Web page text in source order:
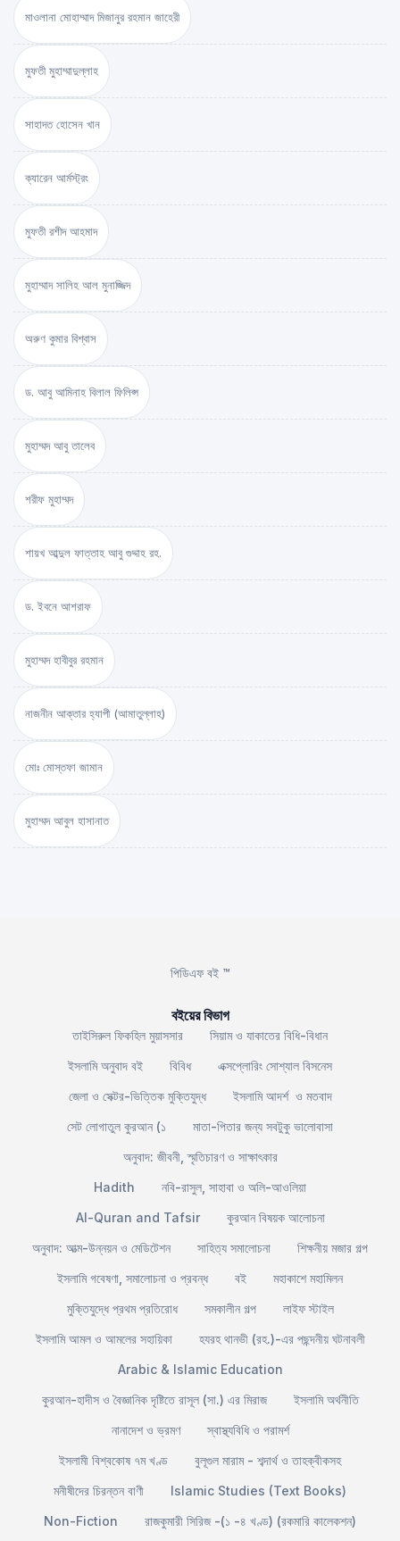
মাওলানা মোহাম্মাদ মিজানুর রহমান জাহেরী
মুফতী মুহাম্মাদুল্লাহ
সাহাদত হোসেন খান
ক্যারেন আর্মস্ট্রং
মুফতী রশীদ আহমাদ
মুহাম্মাদ সালিহ আল মুনাজ্জিদ
অরুণ কুমার বিশ্বাস
ড. আবু আমিনাহ বিলাল ফিলিপ্স
মুহাম্মদ আবু তালেব
শরীফ মুহাম্মদ
শায়খ আব্দুল ফাত্তাহ আবু গুদ্দাহ রহ.
ড. ইবনে আশরাফ
মুহাম্মদ হাবীবুর রহমান
নাজনীন আক্তার হ্যাপী (আমাতুল্লাহ)
মোঃ মোস্তফা জামান
মুহাম্মদ আবুল হাসানাত
পিডিএফ বই ™
বইয়ের বিভাগ
তাইসিরুল ফিকহিল মুয়াসসার
সিয়াম ও যাকাতের বিধি-বিধান
ইসলামি অনুবাদ বই
বিবিধ
এক্সপ্লোরিং সোশ্যাল বিসনেস
জেলা ও সেক্টর-ভিত্তিক মুক্তিযুদ্ধ
ইসলামি আদর্শ ও মতবাদ
সেট লোগাতুল কুরআন (১
মাতা-পিতার জন্য সবটুকু ভালোবাসা
অনুবাদ: জীবনী, স্মৃতিচারণ ও সাক্ষাৎকার
Hadith
নবি-রাসুল, সাহাবা ও অলি-আওলিয়া
Al-Quran and Tafsir
কুরআন বিষয়ক আলোচনা
অনুবাদ: আত্ম-উন্নয়ন ও মেডিটেশন
সাহিত্য সমালোচনা
শিক্ষনীয় মজার গল্প
ইসলামি গবেষণা, সমালোচনা ও প্রবন্ধ
বই
মহাকাশে মহামিলন
মুক্তিযুদ্ধে প্রথম প্রতিরোধ
সমকালীন গল্প
লাইফ স্টাইল
ইসলামি আমল ও আমলের সহায়িকা
হযরহ থানভী (রহ.)-এর পছন্দনীয় ঘটনাবলী
Arabic & Islamic Education
কুরআন-হাদীস ও বৈজ্ঞানিক দৃষ্টিতে রাসূল (সা.) এর মিরাজ
ইসলামি অর্থনীতি
নানাদেশ ও ভ্রমণ
স্বাস্থ্যবিধি ও পরামর্শ
ইসলামী বিশ্বকোষ ৭ম খণ্ড
বুলূগুল মারাম - শব্দার্থ ও তাহক্বীকসহ
মনীষীদের চিরন্তন বাণী
Islamic Studies (Text Books)
Non-Fiction
রাজকুমারী সিরিজ -(১ -৪ খণ্ড) (রকমারি কালেকশন)